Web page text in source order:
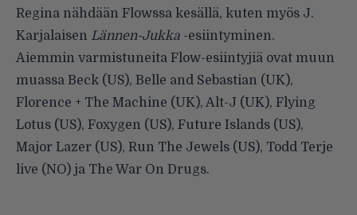
Regina nähdään Flowssa kesällä, kuten myös J.
Karjalaisen Lännen-Jukka -esiintyminen.
Aiemmin varmistuneita Flow-esiintyjiä ovat muun
muassa Beck (US), Belle and Sebastian (UK),
Florence + The Machine (UK), Alt-J (UK), Flying
Lotus (US), Foxygen (US), Future Islands (US),
Major Lazer (US), Run The Jewels (US), Todd Terje
live (NO) ja The War On Drugs.